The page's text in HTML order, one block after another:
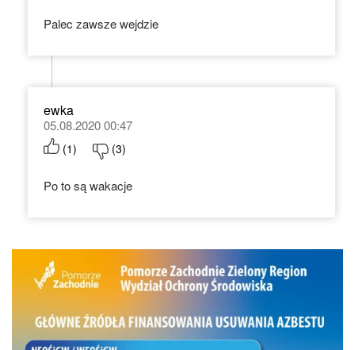
Palec zawsze wejdzie
ewka
05.08.2020 00:47
(1) (3)
Po to są wakacje